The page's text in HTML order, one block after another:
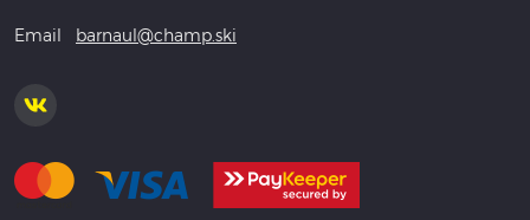
Email barnaul@champ.ski